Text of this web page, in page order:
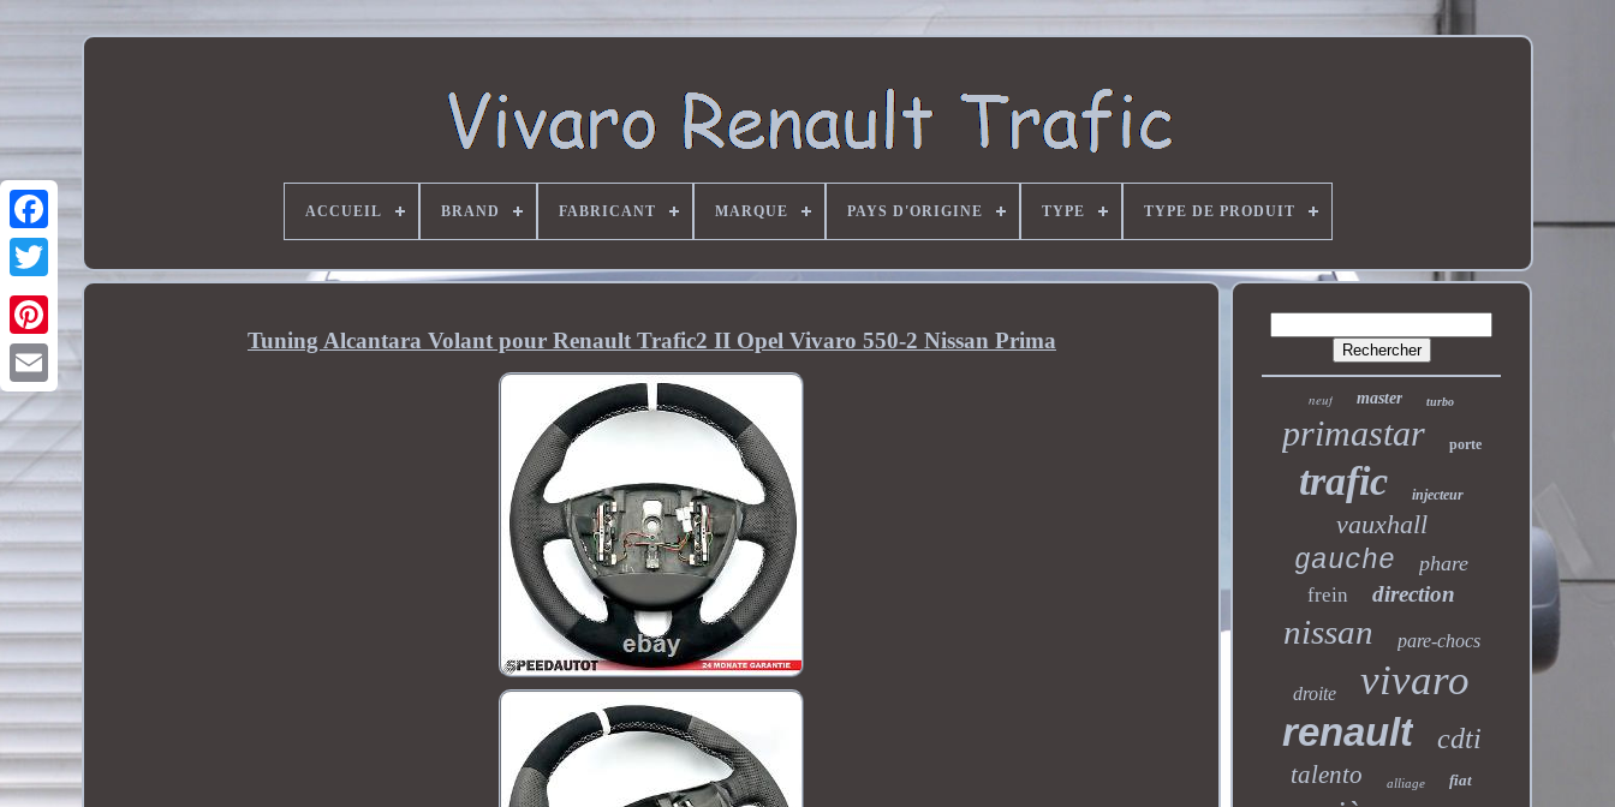
ACCUEIL BRAND FABRICANT MARQUE PAYS D'ORIGINE TYPE TYPE DE PRODUIT
Tuning Alcantara Volant pour Renault Trafic2 II Opel Vivaro 550-2 Nissan Prima
neuf master turbo
primastar porte
trafic injecteur
vauxhall
gauche phare
frein direction
nissan pare-chocs
droite vivaro
renault cdti
talento alliage fiat